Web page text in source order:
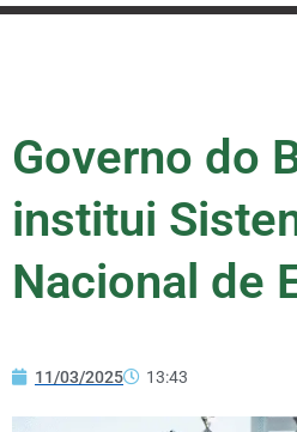
Governo do
institui
Nacional de
11/03/2025 13:43